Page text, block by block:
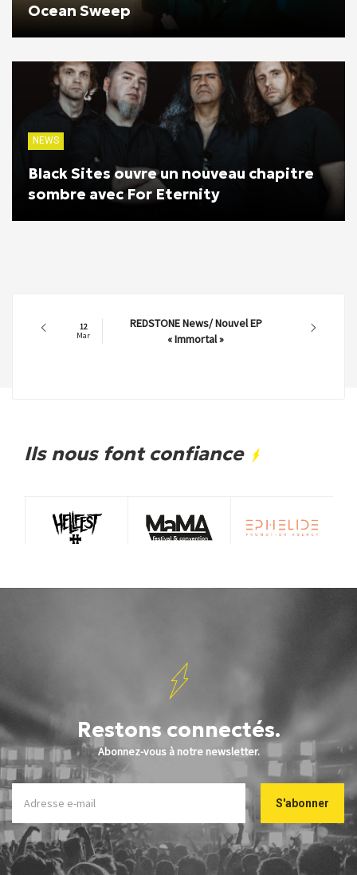
Ocean Sweep
NEWS
Black Sites ouvre un nouveau chapitre
sombre avec For Eternity
12
Mar
REDSTONE News/ Nouvel EP
« Immortal »
Ils nous font confiance
Restons connectés.
Abonnez-vous à notre newsletter.